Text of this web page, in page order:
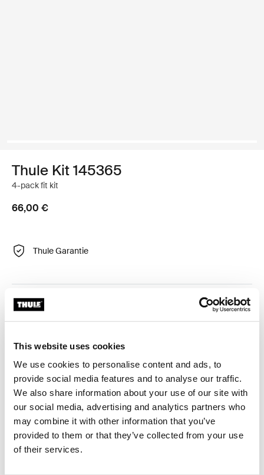
This website uses cookies
We use cookies to personalise content and ads, to
provide social media features and to analyse our traffic.
We also share information about your use of our site with
our social media, advertising and analytics partners who
may combine it with other information that you’ve
provided to them or that they’ve collected from your use
of their services.
Thule Kit 145365
4-pack fit kit
66,00 €
Thule Garantie
Individuelle Ausrüstung für die Montage eines Thule
Dachträgersystems auf Fahrzeugen ohne vormontierte
montierte Träger.
Toggle features
Alle Eigenschaften
Toggle techspec
Technische Daten